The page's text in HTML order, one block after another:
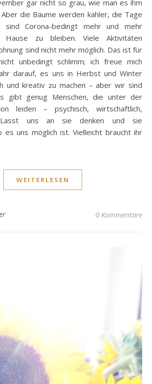
die Bäume werden kahler, die Tage
Corona-bedingt mehr und mehr
Hause zu bleiben. Viele Aktivitäten
sind nicht mehr möglich. Das ist für
unbedingt schlimm; ich freue mich
darauf, es uns in Herbst und Winter
und kreativ zu machen – aber wir sind
gibt genug Menschen, die unter der
leiden – psychisch, wirtschaftlich,
Lasst uns an sie denken und sie
es uns möglich ist. Vielleicht braucht ihr
WEITERLESEN
0 Kommentare